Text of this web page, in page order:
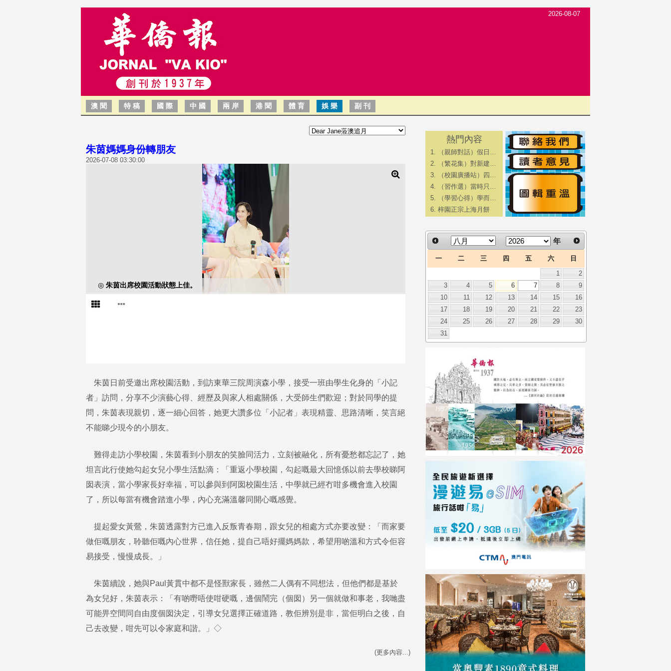
2026-08-07
澳 聞 特 稿 國 際 中 國 兩 岸 港 聞 體 育 娛 樂 副 刊
朱茵媽媽身份轉朋友
2026-07-08 03:30:00
◎ 朱茵出席校園活動狀態上佳。
朱茵日前受邀出席校園活動，到訪東華三院周演森小學，接受一班由學生化身的「小記
者」訪問，分享不少演藝心得、經歷及與家人相處關係，大受師生們歡迎；對於同學的提
問，朱茵表現親切，逐一細心回答，她更大讚多位「小記者」表現精靈、思路清晰，笑言絕
不能睇少現今的小朋友。
難得走訪小學校園，朱茵看到小朋友的笑臉同活力，立刻被融化，所有憂愁都忘記了，她
坦言此行使她勾起女兒小學生活點滴：「重返小學校園，勾起嘅最大回憶係以前去學校睇阿
囡表演，當小學家長好幸福，可以參與到阿囡校園生活，中學就已經冇咁多機會進入校園
了，所以每當有機會踏進小學，內心充滿溫馨同開心嘅感覺。
提起愛女黃鶯，朱茵透露對方已進入反叛青春期，跟女兒的相處方式亦要改變：「而家要
做佢嘅朋友，聆聽佢嘅內心世界，信任她，提自己唔好擺媽媽款，希望用啲溫和方式令佢容
易接受，慢慢成長。」
朱茵續說，她與Paul黃貫中都不是怪獸家長，雖然二人偶有不同想法，但他們都是基於
為女兒好，朱茵表示：「有啲嘢唔使咁硬嘅，邊個鬧完（個囡）另一個就做和事老，我哋盡
可能畀空間同自由度個囡決定，引導女兒選擇正確道路，教佢辨別是非，當佢明白之後，自
己去改變，咁先可以令家庭和諧。」◇
(更多內容...)
熱門內容
（親師對話）假日…
（繁花集）對新建…
（校園廣播站）四…
（習作選）當時只…
（學習心得）學而…
梓園正宗上海月餅
年
一 二 三 四 五 六 日
1
2
3
4 5 6 7 8
9
10
11 12 13 14 15
16
17
18 19 20 21 22
23
24
25 26 27 28 29
30
31